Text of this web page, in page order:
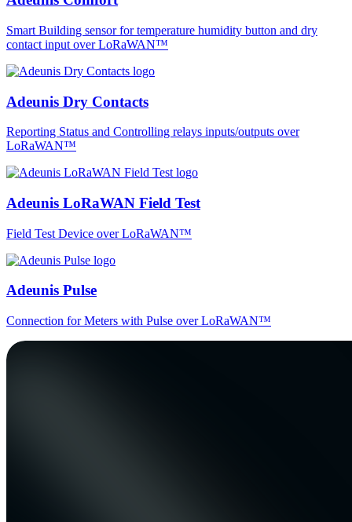
Smart Building sensor for temperature humidity button and dry
contact input over LoRaWAN™
Adeunis Dry Contacts
Reporting Status and Controlling relays inputs/outputs over
LoRaWAN™
Adeunis LoRaWAN Field Test
Field Test Device over LoRaWAN™
Adeunis Pulse
Connection for Meters with Pulse over LoRaWAN™